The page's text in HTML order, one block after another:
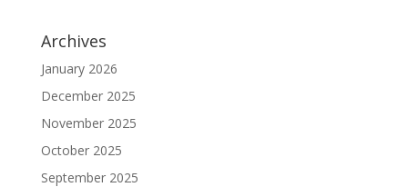
Archives
January 2026
December 2025
November 2025
October 2025
September 2025